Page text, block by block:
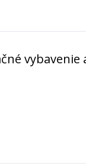
vybavenie